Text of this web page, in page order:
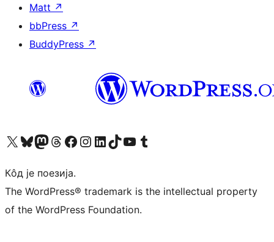
Matt ↗
bbPress ↗
BuddyPress ↗
Visit our X (formerly Twitter) account
Посетите наш Bluesky налог
Visit our Mastodon account
Посетите наш налог на Threads-у Visit our Facebook page
Посетите наш Инстаграм налог
Visit our LinkedIn account
Посетите наш TikTok налог
Visit our YouTube channel
Посетите наш Tumblr налог
Кôд је поезија.
The WordPress® trademark is the intellectual property
of the WordPress Foundation.